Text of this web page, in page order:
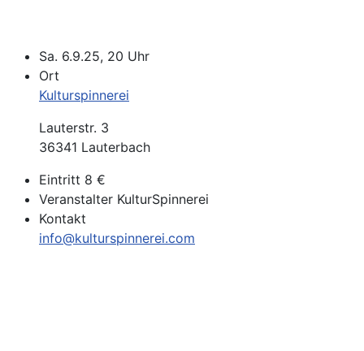
Sa. 6.9.25, 20 Uhr
Ort
Kulturspinnerei
Lauterstr. 3
36341 Lauterbach
Eintritt 8 €
Veranstalter KulturSpinnerei
Kontakt
info@kulturspinnerei.com